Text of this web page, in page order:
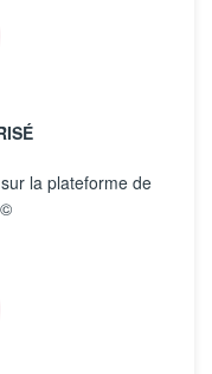
la plateforme de